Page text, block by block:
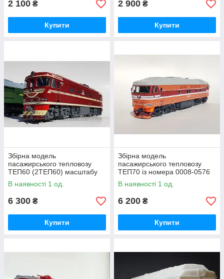
2 100 ₴
Купити
2 900 ₴
Купити
Збірна модель
пасажирського тепловозу
ТЕП60 (2ТЕП60) масштабу
1/87, H0
В наявності 1 од.
6 300 ₴
Купити
Збірна модель
пасажирського тепловозу
ТЕП70 із номера 0008-0576
масштабу 1/87,H0
В наявності 1 од.
6 200 ₴
Купити